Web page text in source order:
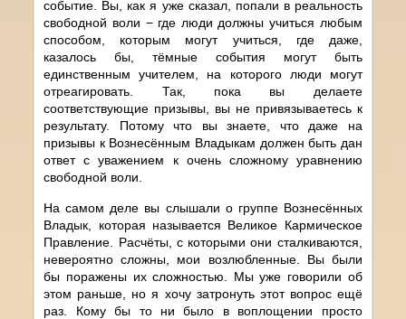
событие. Вы, как я уже сказал, попали в реальность
свободной воли − где люди должны учиться любым
способом, которым могут учиться, где даже,
казалось бы, тёмные события могут быть
единственным учителем, на которого люди могут
отреагировать. Так, пока вы делаете
соответствующие призывы, вы не привязываетесь к
результату. Потому что вы знаете, что даже на
призывы к Вознесённым Владыкам должен быть дан
ответ с уважением к очень сложному уравнению
свободной воли.
На самом деле вы слышали о группе Вознесённых
Владык, которая называется Великое Кармическое
Правление. Расчёты, с которыми они сталкиваются,
невероятно сложны, мои возлюбленные. Вы были
бы поражены их сложностью. Мы уже говорили об
этом раньше, но я хочу затронуть этот вопрос ещё
раз. Кому бы то ни было в воплощении просто